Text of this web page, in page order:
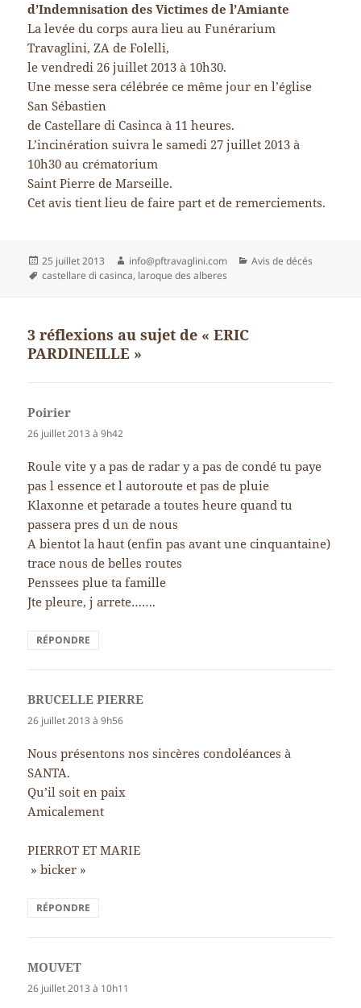
d’Indemnisation des Victimes de l’Amiante
La levée du corps aura lieu au Funérarium
Travaglini, ZA de Folelli,
le vendredi 26 juillet 2013 à 10h30.
Une messe sera célébrée ce même jour en l’église
San Sébastien
de Castellare di Casinca à 11 heures.
L’incinération suivra le samedi 27 juillet 2013 à
10h30 au crématorium
Saint Pierre de Marseille.
Cet avis tient lieu de faire part et de remerciements.
Publié
le
25 juillet 2013 Auteur
info@pftravaglini.com Catégories
Avis de décés
Mots-
castellare di casinca, laroque des alberes
3 réflexions au sujet de « ERIC
PARDINEILLE »
Poirier
26 juillet 2013 à 9h42
Roule vite y a pas de radar y a pas de condé tu paye
pas l essence et l autoroute et pas de pluie
Klaxonne et petarade a toutes heure quand tu
passera pres d un de nous
A bientot la haut (enfin pas avant une cinquantaine)
trace nous de belles routes
Penssees plue ta famille
Jte pleure, j arrete…….
RÉPONDRE
BRUCELLE PIERRE
26 juillet 2013 à 9h56
Nous présentons nos sincères condoléances à
SANTA.
Qu’il soit en paix
Amicalement
PIERROT ET MARIE
» bicker »
RÉPONDRE
MOUVET
26 juillet 2013 à 10h11